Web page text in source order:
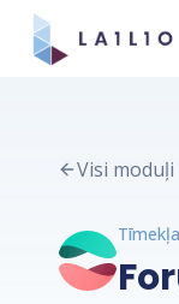
Visi moduļi